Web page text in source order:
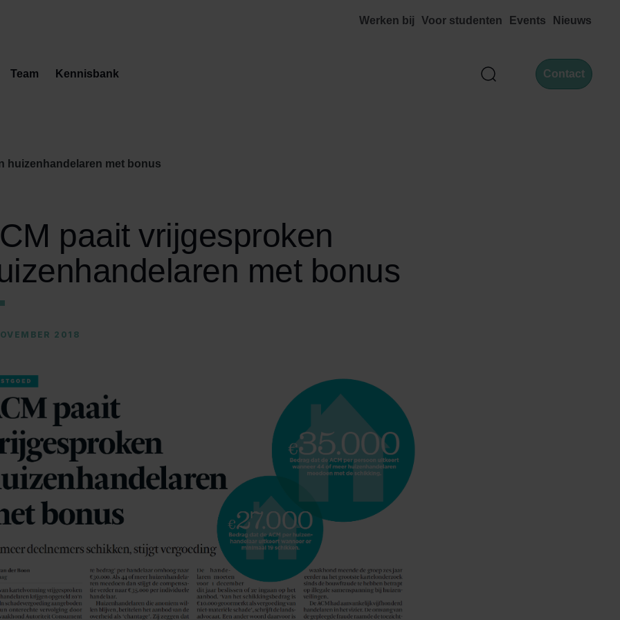
Werken bij Voor studenten Events Nieuws
Zoek Contact
Team Kennisbank
huizenhandelaren met bonus
paait vrijgesproken
met bonus
2018